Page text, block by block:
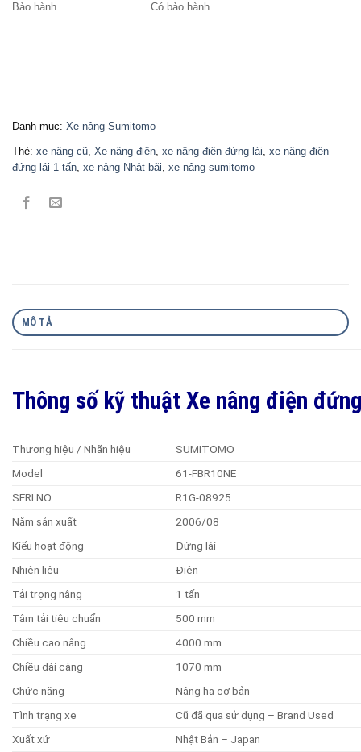
Bảo hành
Có bảo hành
Danh mục: Xe nâng Sumitomo
Thẻ: xe nâng cũ Xe nâng điện xe nâng điện đứng lái xe nâng điện
đứng lái 1 tấn xe nâng Nhật bãi xe nâng sumitomo
MÔ TẢ
Thông số kỹ thuật Xe nâng điện
Thương hiệu / Nhãn hiệu
SUMITOMO
Model
61-FBR10NE
SERI NO
R1G-08925
Năm sản xuất
2006/08
Kiểu hoạt động
Đứng lái
Nhiên liệu
Điện
Tải trọng nâng
1 tấn
Tâm tải tiêu chuẩn
500 mm
Chiều cao nâng
4000 mm
Chiều dài càng
1070 mm
Chức năng
Nâng hạ cơ bản
Tình trạng xe
Cũ đã qua sử dụng – Brand Used
Xuất xứ
Nhật Bản – Japan